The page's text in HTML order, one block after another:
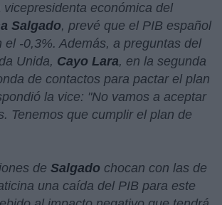
vicepresidenta económica del
Salgado, prevé que el PIB español
el -0,3%. Además, a preguntas del
Unida, Cayo Lara, en la segunda
de contactos para pactar el plan
la vice: "No vamos a aceptar
Tenemos que cumplir el plan de
de Salgado chocan con las de
una caída del PIB para este